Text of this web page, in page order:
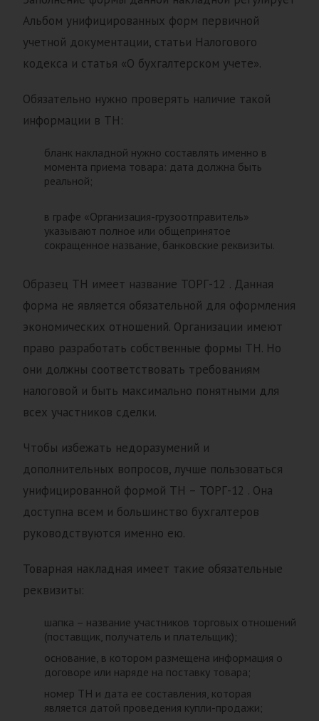
Альбом унифицированных форм первичной
учетной документации, статьи Налогового
кодекса и статья «О бухгалтерском учете».
Обязательно нужно проверять наличие такой
информации в ТН:
бланк накладной нужно составлять именно в
момента приема товара: дата должна быть
реальной;
в графе «Организация-грузоотправитель»
указывают полное или общепринятое
сокращенное название, банковские реквизиты.
Образец ТН имеет название ТОРГ-12 . Данная
форма не является обязательной для оформления
экономических отношений. Организации имеют
право разработать собственные формы ТН. Но
они должны соответствовать требованиям
налоговой и быть максимально понятными для
всех участников сделки.
Чтобы избежать недоразумений и
дополнительных вопросов, лучше пользоваться
унифицированной формой ТН – ТОРГ-12 . Она
доступна всем и большинство бухгалтеров
руководствуются именно ею.
Товарная накладная имеет такие обязательные
реквизиты:
шапка – название участников торговых отношений
(поставщик, получатель и плательщик);
основание, в котором размещена информация о
договоре или наряде на поставку товара;
номер ТН и дата ее составления, которая
является датой проведения купли-продажи;